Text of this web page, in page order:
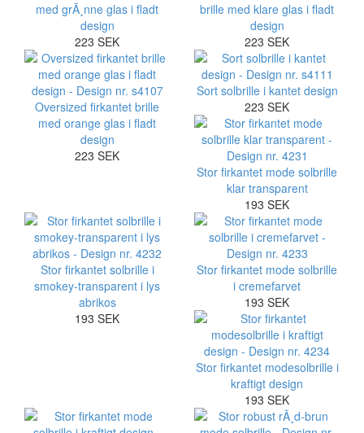
med grÃ¸nne glas i fladt
design
223 SEK
brille med klare glas i fladt
design
223 SEK
Oversized firkantet brille
med orange glas i fladt
design
223 SEK
Sort solbrille i kantet design
223 SEK
Stor firkantet mode solbrille
klar transparent
193 SEK
Stor firkantet solbrille i
smokey-transparent i lys
abrikos
193 SEK
Stor firkantet mode solbrille
i cremefarvet
193 SEK
Stor firkantet modesolbrille i
kraftigt design
193 SEK